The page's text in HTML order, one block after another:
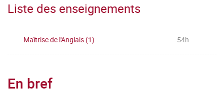
Une modulation de la moyenne est effectuée pour tenir
Liste des enseignements
Maîtrise de l'Anglais (1) 54h
En bref